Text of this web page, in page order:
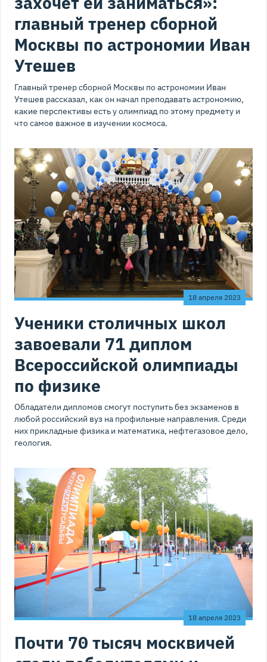
главный тренер сборной
Москвы по астрономии Иван
Утешев
Главный тренер сборной Москвы по астрономии Иван
Утешев рассказал, как он начал преподавать астрономию,
какие перспективы есть у олимпиад по этому предмету и
что самое важное в изучении космоса.
18 апреля 2023
Ученики столичных школ
завоевали 71 диплом
Всероссийской олимпиады
по физике
Обладатели дипломов смогут поступить без экзаменов в
любой российский вуз на профильные направления. Среди
них прикладные физика и математика, нефтегазовое дело,
геология.
18 апреля 2023
Почти 70 тысяч москвичей